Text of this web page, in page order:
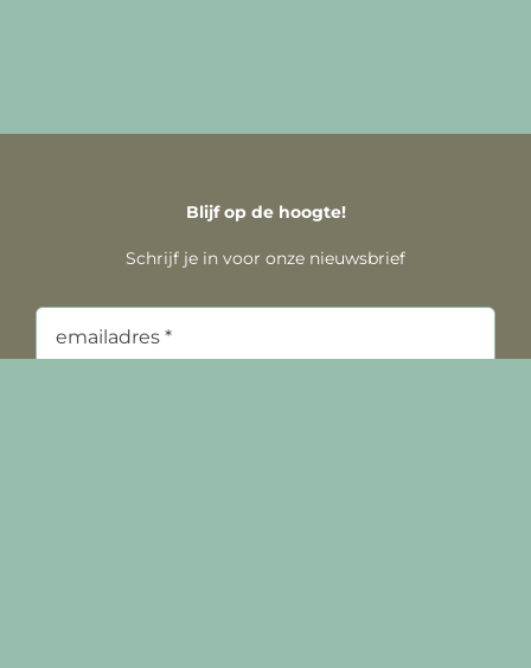
Blijf op de hoogte!
Schrijf je in voor onze nieuwsbrief